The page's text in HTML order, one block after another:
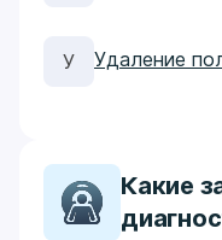
У Удаление
Какие